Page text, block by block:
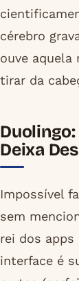
cérebro
ouve aquela
tirar da
Duolingo:
Deixa
Impossível
sem
rei dos apps
interface é